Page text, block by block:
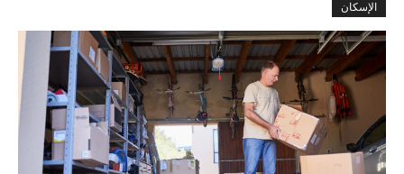
الإسكان